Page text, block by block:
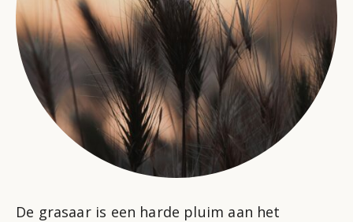
De grasaar is een harde pluim aan het